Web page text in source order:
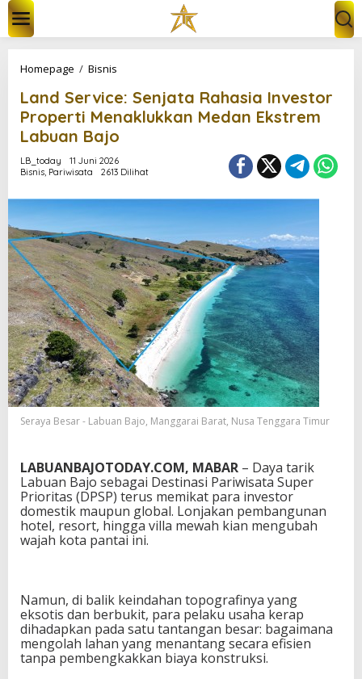
w
Homepage / Bisnis
n
d
S
e
r
v
c
e
S
e
n
j
a
t
a
R
a
h
a
s
i
n
v
e
s
t
o
r
p
e
r
t
i
Land Service: Senjata Rahasia Investor
Properti Menaklukkan Medan Ekstrem
Labuan Bajo
LB_today
11 Juni 2026
Bisnis, Pariwisata 2613 Dilihat
Seraya Besar - Labuan Bajo, Manggarai Barat, Nusa Tenggara Timur
LABUANBAJOTODAY.COM, MABAR – Daya tarik
Labuan Bajo sebagai Destinasi Pariwisata Super
Prioritas (DPSP) terus memikat para investor
domestik maupun global. Lonjakan pembangunan
hotel, resort, hingga villa mewah kian mengubah
wajah kota pantai ini.
Namun, di balik keindahan topografinya yang
eksotis dan berbukit, para pelaku usaha kerap
dihadapkan pada satu tantangan besar: bagaimana
mengolah lahan yang menantang secara efisien
tanpa pembengkakkan biaya konstruksi.